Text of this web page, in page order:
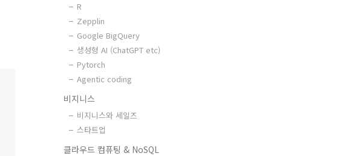
R
Zepplin
Google BigQuery
생성형 AI (ChatGPT etc)
Pytorch
Agentic coding
비지니스
비지니스와 세일즈
스타트업
클라우드 컴퓨팅 & NoSQL